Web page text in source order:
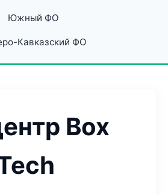
Южный ФО
Кавказский ФО
Box